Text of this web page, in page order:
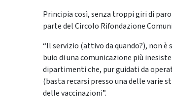
Principia così, senza troppi giri di
parte del Circolo Rifondazione
“Il servizio (attivo da quando?), non
buio di una comunicazione più
dipartimenti che, pur guidati da
(basta recarsi presso una delle varie
delle vaccinazioni”.